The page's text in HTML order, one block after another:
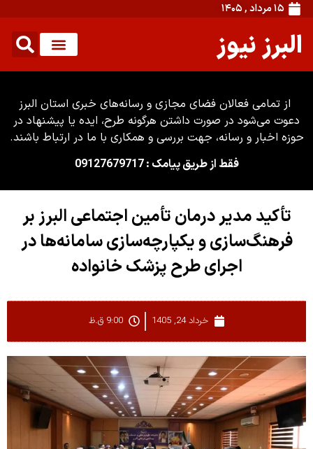
۱۵ مرداد , ۱۴۰۵
البرز نیوز
از تمامی فعالان فضای مجازی و رسانه‌های خبری استان البرز
دعوت می‌شود در صورت داشتن هرگونه طرح، ایده یا پیشنهاد در
حوزه اخبار و رسانه، جهت بررسی و همکاری با ما در ارتباط باشند.
فقط از طریق پیامک : 09127679717
تأکید مدیر درمان تأمین اجتماعی البرز بر
فرهنگ‌سازی و یکپارچه‌سازی سامانه‌ها در
اجرای طرح پزشک خانواده
خرداد 24, 1405 9:00 ق.ظ